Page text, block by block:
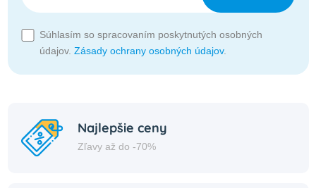
Súhlasím so spracovaním poskytnutých osobných
údajov. Zásady ochrany osobných údajov.
Najlepšie ceny
Zľavy až do -70%